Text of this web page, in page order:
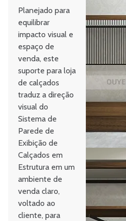
Planejado para
equilibrar
impacto visual e
espaço de
venda, este
suporte para loja
de calçados
traduz a direção
visual do
Sistema de
Parede de
Exibição de
Calçados em
Estrutura em um
ambiente de
venda claro,
voltado ao
cliente, para